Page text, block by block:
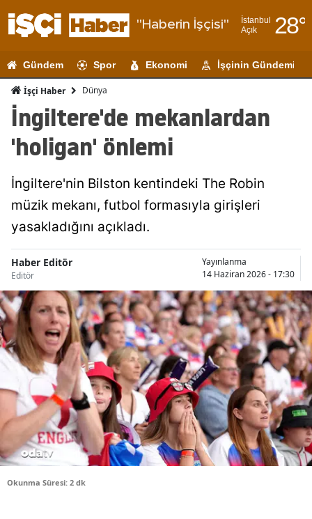
"Haberin İşçisi"
İstanbul
Açık
28°
Adıyaman
Ağrı
Ankara
Antalya
Aydın
Balıkesir
Bilecik
Bingöl
Bitlis
Bolu
Burdur
Bursa
Gündem Spor Ekonomi İşçinin Gündemi
İşçi Haber Dünya
İngiltere'de mekanlardan
'holigan' önlemi
İngiltere'nin Bilston kentindeki The Robin
müzik mekanı, futbol formasıyla girişleri
yasakladığını açıkladı.
Haber Editör
Editör
Yayınlanma
14 Haziran 2026 - 17:30
Okunma Süresi: 2 dk